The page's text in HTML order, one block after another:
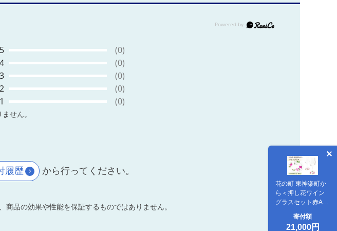
花の町 東神楽町か
ら＜押し花ワイン
グラスセット赤A＞
寄付額
21,000円
5
(0)
4
(0)
3
(0)
2
(0)
1 (0)
せん。
履歴 から行ってください。
品の効果や性能を保証するものではありません。